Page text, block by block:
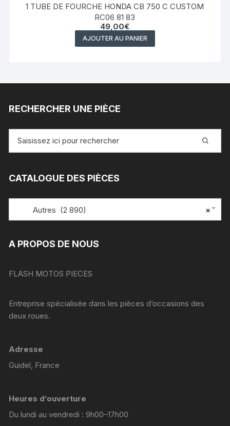
1 TUBE DE FOURCHE HONDA CB 750 C CUSTOM
RC06 81 83
49,00€
AJOUTER AU PANIER
RECHERCHER UNE PIÈCE
pour
CATALOGUE DES PIÈCES
×
Autres (2 890)
A PROPOS DE NOUS
FLASH MOTOS PIECES
Entreprise spécialisée dans les pièces d’occasions des
deux roues.
Adresse
Guidel, France
Heures d’ouverture
Du lundi au vendredi : 9h00–17h00